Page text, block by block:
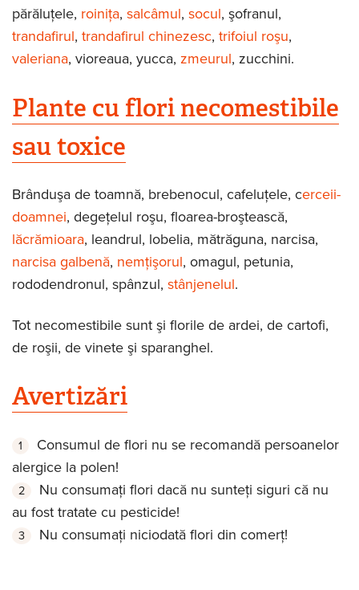
părăluţele, roiniţa, salcâmul, socul, şofranul,
trandafirul, trandafirul chinezesc, trifoiul roşu,
valeriana, vioreaua, yucca, zmeurul, zucchini.
Plante cu flori necomestibile
sau toxice
Brânduşa de toamnă, brebenocul, cafeluţele, cerceii-
doamnei, degeţelul roşu, floarea-broştească,
lăcrămioara, leandrul, lobelia, mătrăguna, narcisa,
narcisa galbenă, nemţişorul, omagul, petunia,
rododendronul, spânzul, stânjenelul.
Tot necomestibile sunt şi florile de ardei, de cartofi,
de roşii, de vinete şi sparanghel.
Avertizări
Consumul de flori nu se recomandă persoanelor
alergice la polen!
Nu consumaţi flori dacă nu sunteţi siguri că nu
au fost tratate cu pesticide!
Nu consumaţi niciodată flori din comerţ!